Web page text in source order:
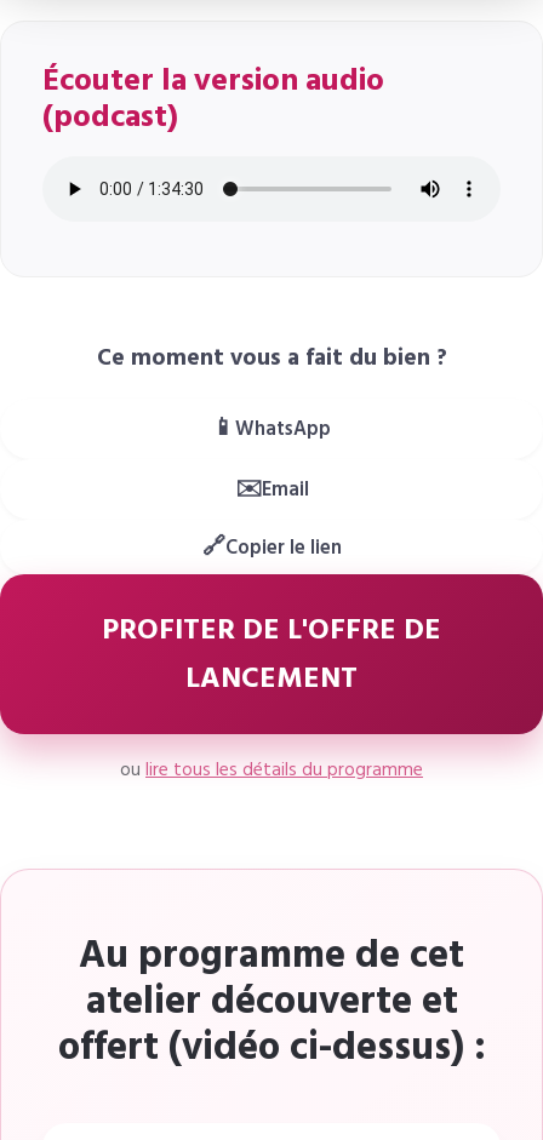
Écouter la version audio
(podcast)
Ce moment vous a fait du bien ?
📱 WhatsApp
✉️Email
🔗Copier le lien
PROFITER DE L'OFFRE DE
LANCEMENT
ou lire tous les détails du programme
Au programme de cet
atelier découverte et
offert (vidéo ci-dessus) :